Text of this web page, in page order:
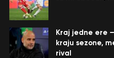
Kraj jedne ere
kraju sezone,
rival